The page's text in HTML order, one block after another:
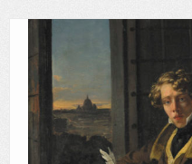
MUSÉE DU LUMINAIRE
FONDS PATRIMONIAUX
AUTRES LIEUX